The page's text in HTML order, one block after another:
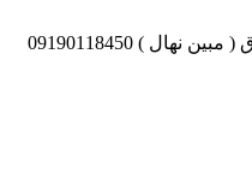
) 09190118450